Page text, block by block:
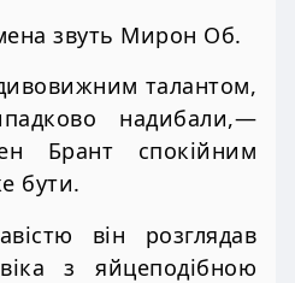
звуть Мирон Об.
талантом,
надибали,—
Брант спокійним
бути.
він розглядав
з яйцеподібною